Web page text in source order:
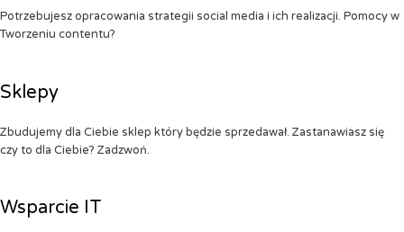
Potrzebujesz opracowania strategii social media i ich realizacji. Pomocy w
Tworzeniu contentu?
Sklepy
Zbudujemy dla Ciebie sklep który będzie sprzedawał. Zastanawiasz się
czy to dla Ciebie? Zadzwoń.
Wsparcie IT